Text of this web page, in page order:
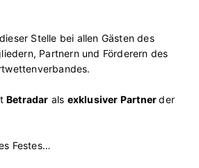
Stelle bei allen Gästen des
Partnern und Förderern des
Betradar als exklusiver Partnerder
Festes…